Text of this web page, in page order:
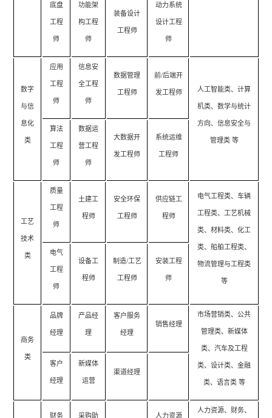
底盘
工程
师
功能架
构工程
师
装备设计
工程师
动力系统
设计工程
师
数字
与信
息化
类
应用
工程
师
信息安
全工程
师
数据管理
工程师
前/后端开
发工程师 人工智能类、计算
机类、数学与统计
方向、信息安全与
管理类 等
算法
工程
师
数据运
营工程
师
大数据开
发工程师
系统运维
工程师
工艺
技术
类
质量
工程
师
土建工
程师
安全环保
工程师
供应链工
程师
电气工程类、车辆
工程类、工艺机械
类、材料类、化工
类、船舶工程类、
物流管理与工程类
等
电气
工程
师
设备工
程师
制造/工艺
工程师
安装工程
师
商务
类
品牌
经理
产品经
理
客户服务
经理
销售经理
市场营销类、公共
管理类、新媒体
类、汽车及工程
类、设计类、金融
类、语言类 等
客户
经理
新媒体
运营
渠道经理
财务 采购助 人力资源
人力资源、财务、